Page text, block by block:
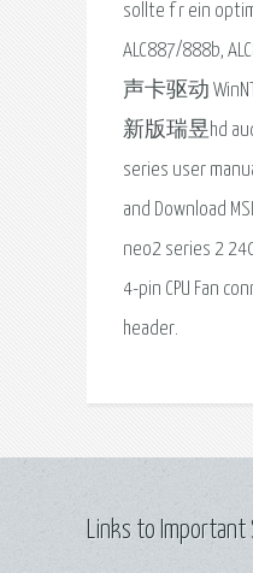
sollte f r ein
ALC887/888b,
声卡驱动
新版瑞昱hd
series user
and Download
neo2 series 2
4-pin CPU Fan
header.
Links to Important